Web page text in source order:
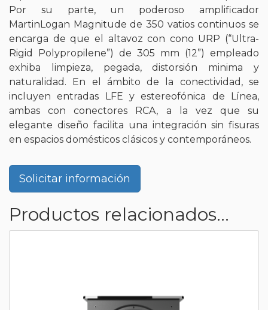
Por su parte, un poderoso amplificador
MartinLogan Magnitude de 350 vatios continuos se
encarga de que el altavoz con cono URP (“Ultra-
Rigid Polypropilene”) de 305 mm (12”) empleado
exhiba limpieza, pegada, distorsión minima y
naturalidad. En el ámbito de la conectividad, se
incluyen entradas LFE y estereofónica de Línea,
ambas con conectores RCA, a la vez que su
elegante diseño facilita una integración sin fisuras
en espacios domésticos clásicos y contemporáneos.
Solicitar información
Productos relacionados...